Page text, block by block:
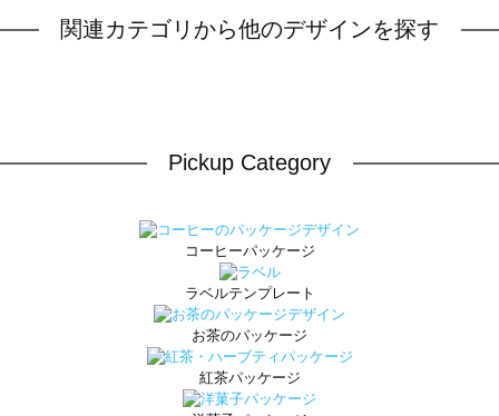
関連カテゴリから他のデザインを探す
Pickup Category
コーヒーパッケージ
ラベルテンプレート
お茶のパッケージ
紅茶パッケージ